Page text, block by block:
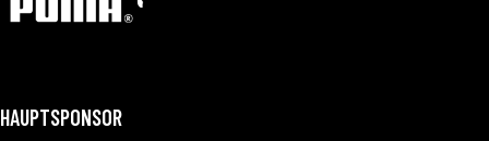
HAUPTSPONSOR